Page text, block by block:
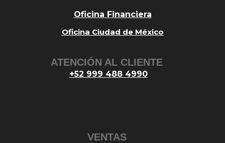
Oficina Financiera
Oficina Ciudad de México
ATENCIÓN AL CLIENTE
+52 999 488 4990
VENTAS